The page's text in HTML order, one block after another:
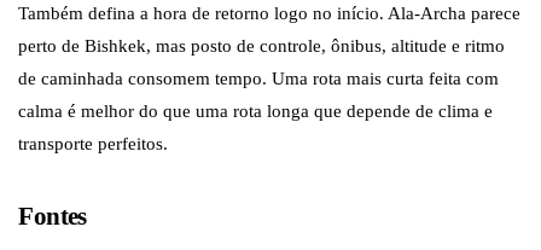
Também defina a hora de retorno logo no início. Ala-Archa parece
perto de Bishkek, mas posto de controle, ônibus, altitude e ritmo
de caminhada consomem tempo. Uma rota mais curta feita com
calma é melhor do que uma rota longa que depende de clima e
transporte perfeitos.
Fontes